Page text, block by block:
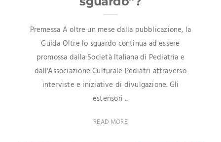
Premessa A oltre un mese dalla pubblicazione, la
Guida Oltre lo sguardo continua ad essere
promossa dalla Società Italiana di Pediatria e
dall'Associazione Culturale Pediatri attraverso
interviste e iniziative di divulgazione. Gli
estensori ...
READ MORE